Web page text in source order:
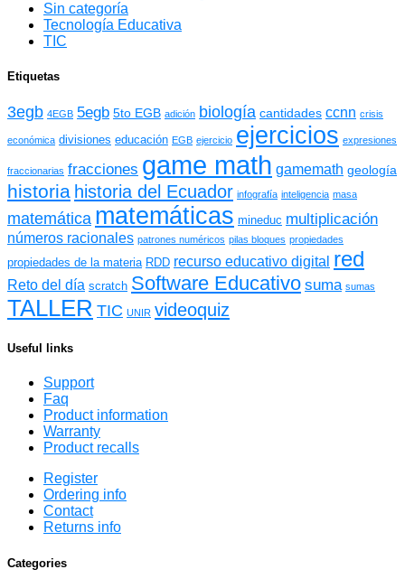
Sin categoría
Tecnología Educativa
TIC
Etiquetas
3egb 4EGB 5egb 5to EGB adición biología cantidades ccnn crisis
económica divisiones educación EGB ejercicio ejercicios expresiones
fraccionarias fracciones game math gamemath geología
historia historia del Ecuador infografía inteligencia masa
matemática matemáticas mineduc multiplicación
números racionales patrones numéricos pilas bloques propiedades
propiedades de la materia RDD recurso educativo digital red
Reto del día scratch Software Educativo suma sumas
TALLER TIC UNIR videoquiz
Useful links
Support
Faq
Product information
Warranty
Product recalls
Register
Ordering info
Contact
Returns info
Categories